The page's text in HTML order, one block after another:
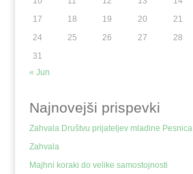
17
18 19 20 21
24
25 26 27 28
31
« Jun
Najnovejši prispevki
Zahvala Društvu prijateljev mladine Pesnica
Zahvala
Majhni koraki do velike samostojnosti